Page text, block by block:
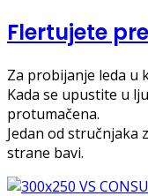
Flertujete
Za probijanje leda u
Kada se upustite u
protumačena.
Jedan od stručnjaka
strane bavi.